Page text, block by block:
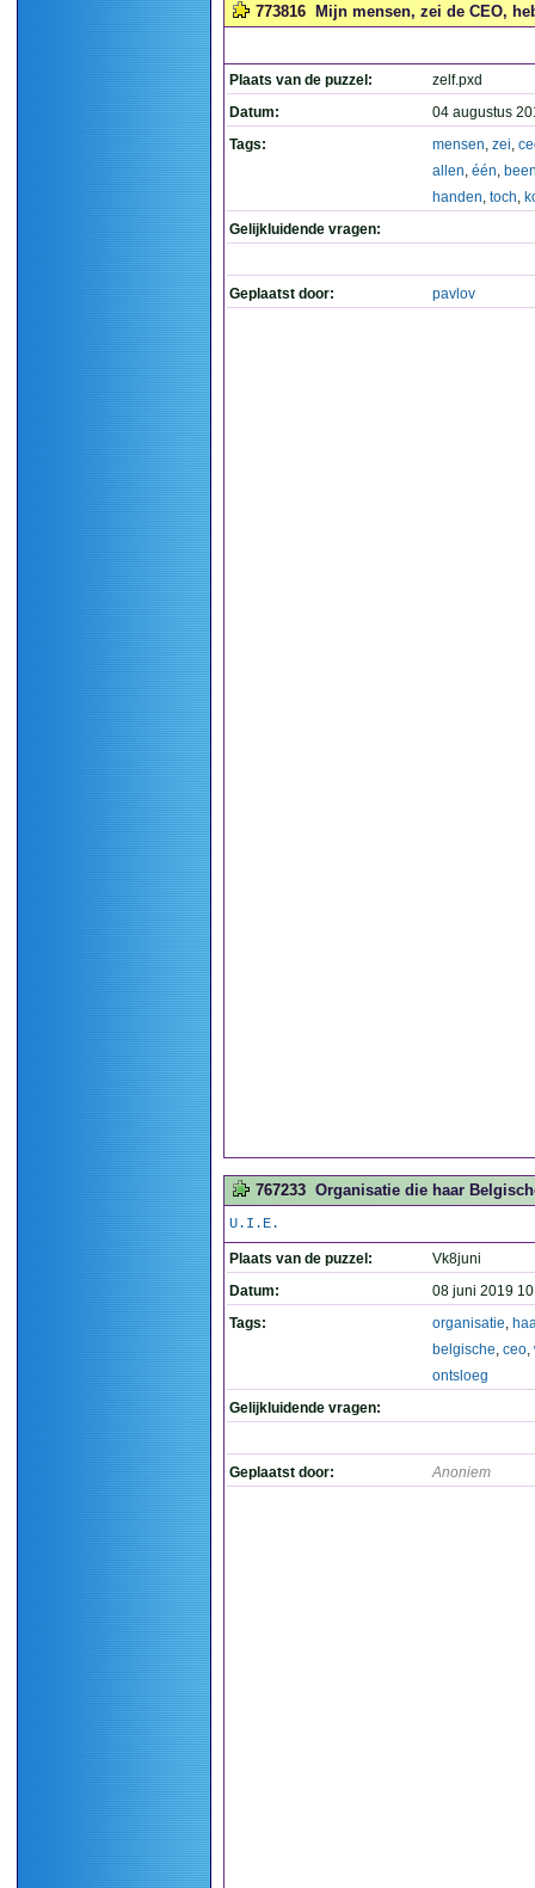
773816 Mijn mensen, zei de CEO,
Plaats van de puzzel:
zelf.pxd
Datum:
04 augustus
Tags:
mensen, zei,
allen, één,
handen, toch,
Gelijkluidende vragen:
Geplaatst door: pavlov
767233 Organisatie die haar
U.I.E.
Plaats van de puzzel:
Vk8juni
Datum:
08 juni 2019
Tags:
organisatie,
belgische, ceo,
ontsloeg
Gelijkluidende vragen:
Geplaatst door: Anoniem